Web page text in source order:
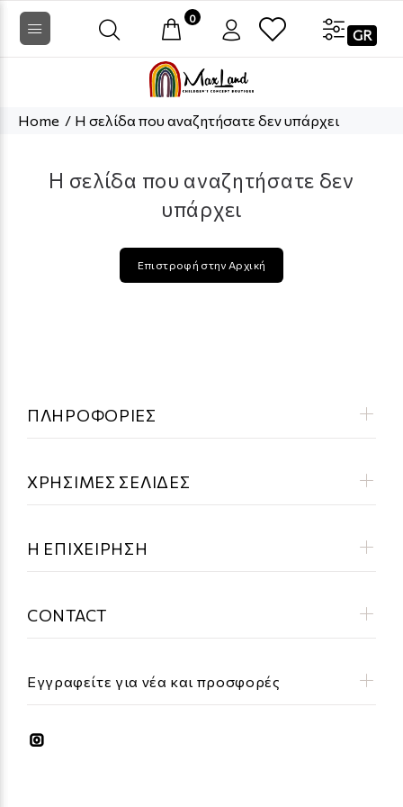
0
GR
Home Η σελίδα που αναζητήσατε δεν υπάρχει
Η σελίδα που αναζητήσατε δεν
υπάρχει
Επιστροφή στην Αρχική
Εγγραφείτε για νέα και προσφορές
ΠΛΗΡΟΦΟΡΙΕΣ
ΧΡΗΣΙΜΕΣ ΣΕΛΙΔΕΣ
Η ΕΠΙΧΕΙΡΗΣΗ
CONTACT